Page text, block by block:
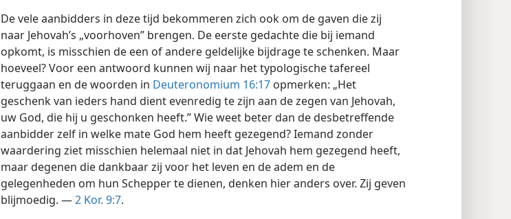
De vele aanbidders in deze tijd bekommeren zich ook om de gaven die zij
naar Jehovah’s „voorhoven” brengen. De eerste gedachte die bij iemand
opkomt, is misschien de een of andere geldelijke bijdrage te schenken. Maar
hoeveel? Voor een antwoord kunnen wij naar het typologische tafereel
teruggaan en de woorden in Deuteronomium 16:17 opmerken: „Het
geschenk van ieders hand dient evenredig te zijn aan de zegen van Jehovah,
uw God, die hij u geschonken heeft.” Wie weet beter dan de desbetreffende
aanbidder zelf in welke mate God hem heeft gezegend? Iemand zonder
waardering ziet misschien helemaal niet in dat Jehovah hem gezegend heeft,
maar degenen die dankbaar zij voor het leven en de adem en de
gelegenheden om hun Schepper te dienen, denken hier anders over. Zij geven
blijmoedig. —2 Kor. 9:7.